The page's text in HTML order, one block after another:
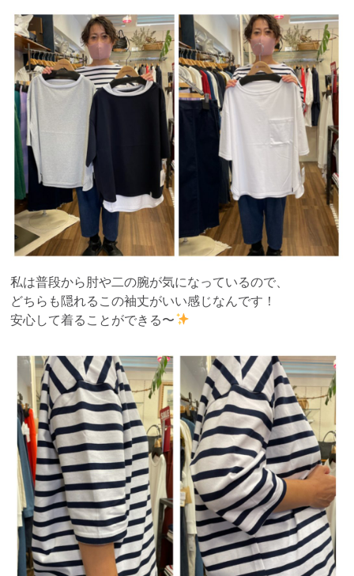
私は普段から肘や二の腕が気になっているので、
どちらも隠れるこの袖丈がいい感じなんです！
安心して着ることができる〜